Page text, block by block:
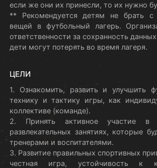
если же они их принесли, то их нужно
** Рекомендуется детям не брать с
вещей в футбольный лагерь.
ответственности за сохранность
дети могут потерять во время лагеря.
ЦЕЛИ
1. Ознакомить, развить и улучшить
технику и тактику игры, как
коллективе (команде).
2. Принять активное участие в
развлекательных занятиях, которые
тренерами и воспитателями.
3. Развитие правильных спортивных
честная игра, устойчивость к